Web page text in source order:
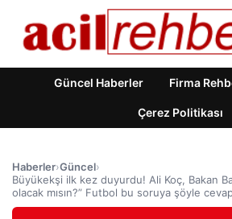
Güncel Haberler Firma
Çerez Politikası
Haberler›Güncel›
Büyükekşi ilk kez duyurdu! Ali Koç, Bakan
olacak mısın?” Futbol bu soruya şöyle